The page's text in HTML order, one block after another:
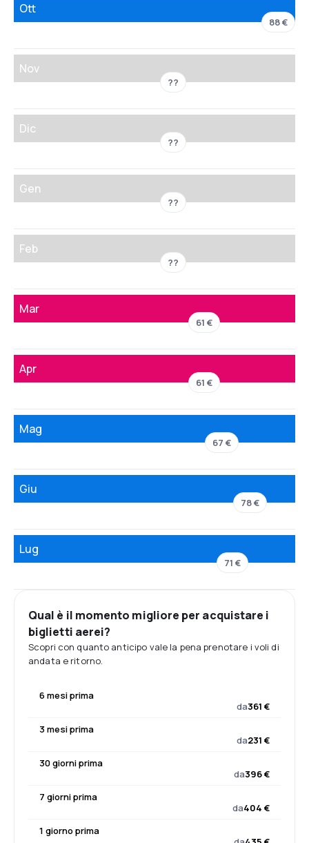
Ott
88 €
Nov
??
Dic
??
Gen
??
Feb
??
Mar
61 €
Apr
61 €
Mag
67 €
Giu
78 €
Lug
71 €
Qual è il momento migliore per acquistare i
biglietti aerei?
Scopri con quanto anticipo vale la pena prenotare i voli di
andata e ritorno.
6 mesi prima
da361 €
3 mesi prima
da231 €
30 giorni prima
da396 €
7 giorni prima
da404 €
1 giorno prima